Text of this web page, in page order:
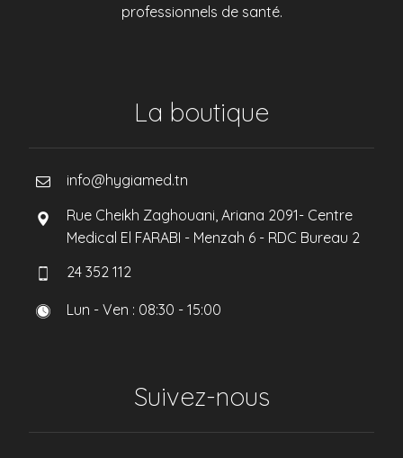
professionnels de santé.
La boutique
info@hygiamed.tn
Rue Cheikh Zaghouani, Ariana 2091- Centre
Medical El FARABI - Menzah 6 - RDC Bureau 2
24 352 112
Lun - Ven : 08:30 - 15:00
Suivez-nous